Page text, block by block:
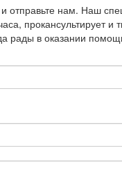
отправьте нам. Наш
прокансультирует и
рады в оказании